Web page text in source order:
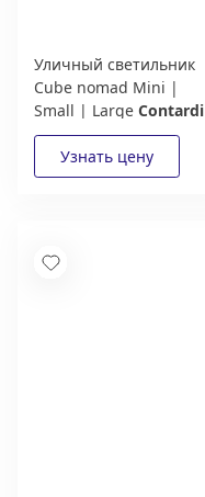
Уличный светильник
Cube nomad Mini |
Small | Large Contardi